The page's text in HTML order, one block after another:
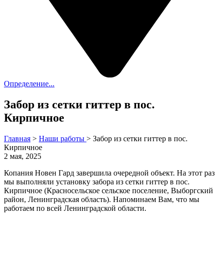
Определение...
Забор из сетки гиттер в пос.
Кирпичное
Главная > Наши работы > Забор из сетки гиттер в пос.
Кирпичное
2 мая, 2025
Копания Новен Гард завершила очередной объект. На этот раз
мы выполняли установку забора из сетки гиттер в пос.
Кирпичное (Красносельское сельское поселение, Выборгский
район, Ленинградская область). Напоминаем Вам, что мы
работаем по всей Ленинградской области.